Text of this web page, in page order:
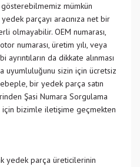
mümkün
parçayı aracınıza net bir
olmayabilir. OEM numarası,
numarası, üretim yılı, veya
ayrıntıların da dikkate alınması
uyumluluğunu sizin için ücretsiz
bir yedek parça satın
Şasi Numara Sorgulama
için bizimle iletişime geçmekten
yedek parça üreticilerinin